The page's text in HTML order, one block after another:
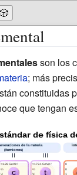
🎲
son los
; más
constituidas
que tengan